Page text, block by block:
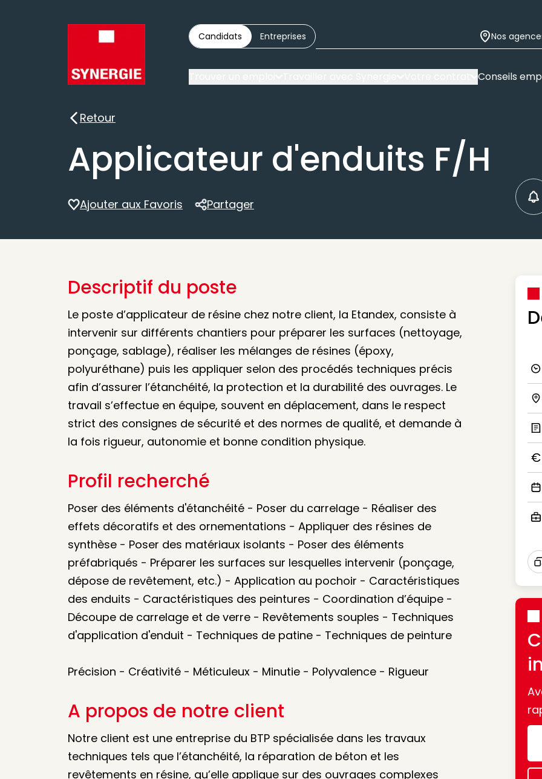
Candidats Entreprises Nos
Conseils
Retour
Retour
Applicateur d'enduits F/H
Ajouter aux Favoris
Partager
Partager
Descriptif du poste
Le poste d’applicateur de résine chez notre client, la Etandex, consiste à
intervenir sur différents chantiers pour préparer les surfaces (nettoyage,
ponçage, sablage), réaliser les mélanges de résines (époxy,
polyuréthane) puis les appliquer selon des procédés techniques précis
afin d’assurer l’étanchéité, la protection et la durabilité des ouvrages. Le
travail s’effectue en équipe, souvent en déplacement, dans le respect
strict des consignes de sécurité et des normes de qualité, et demande à
la fois rigueur, autonomie et bonne condition physique.
Profil recherché
Poser des éléments d'étanchéité - Poser du carrelage - Réaliser des
effets décoratifs et des ornementations - Appliquer des résines de
synthèse - Poser des matériaux isolants - Poser des éléments
préfabriqués - Préparer les surfaces sur lesquelles intervenir (ponçage,
dépose de revêtement, etc.) - Application au pochoir - Caractéristiques
des enduits - Caractéristiques des peintures - Coordination d’équipe -
Découpe de carrelage et de verre - Revêtements souples - Techniques
d'application d'enduit - Techniques de patine - Techniques de peinture
Précision - Créativité - Méticuleux - Minutie - Polyvalence - Rigueur
A propos de notre client
Notre client est une entreprise du BTP spécialisée dans les travaux
techniques tels que l’étanchéité, la réparation de béton et les
revêtements en résine, qu’elle applique sur des ouvrages complexes